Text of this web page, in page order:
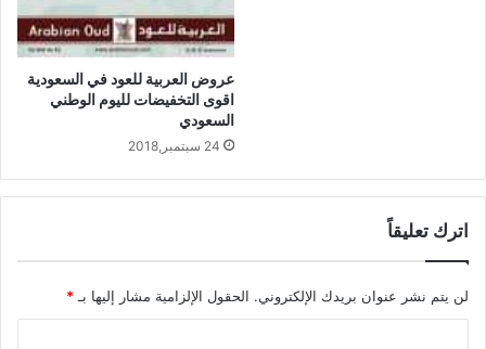
عروض العربية للعود في السعودية
اقوى التخفيضات لليوم الوطني
السعودي
24 سبتمبر,2018
اترك تعليقاً
لن يتم نشر عنوان بريدك الإلكتروني. الحقول الإلزامية مشار إليها بـ*